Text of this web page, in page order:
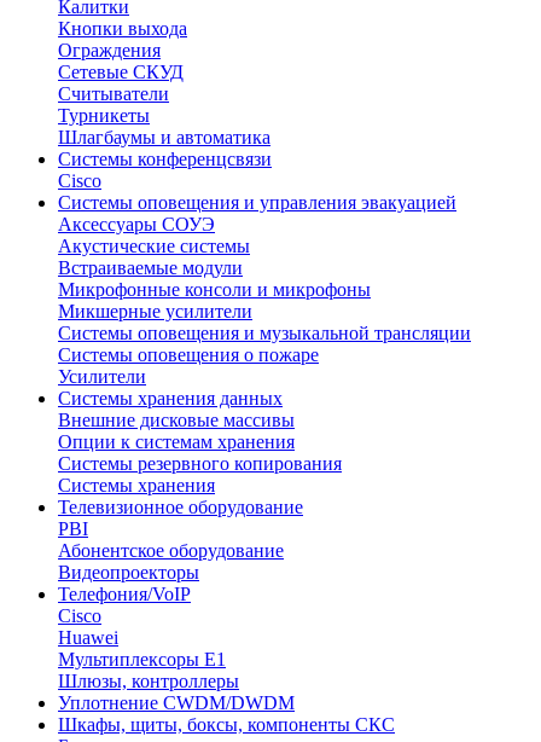
Калитки
Кнопки выхода
Ограждения
Сетевые СКУД
Считыватели
Турникеты
Шлагбаумы и автоматика
Системы конференцсвязи
Cisco
Системы оповещения и управления эвакуацией
Аксессуары СОУЭ
Акустические системы
Встраиваемые модули
Микрофонные консоли и микрофоны
Микшерные усилители
Системы оповещения и музыкальной трансляции
Системы оповещения о пожаре
Усилители
Системы хранения данных
Внешние дисковые массивы
Опции к системам хранения
Системы резервного копирования
Системы хранения
Телевизионное оборудование
PBI
Абонентское оборудование
Видеопроекторы
Телефония/VoIP
Cisco
Huawei
Мультиплексоры E1
Шлюзы, контроллеры
Уплотнение CWDM/DWDM
Шкафы, щиты, боксы, компоненты СКС